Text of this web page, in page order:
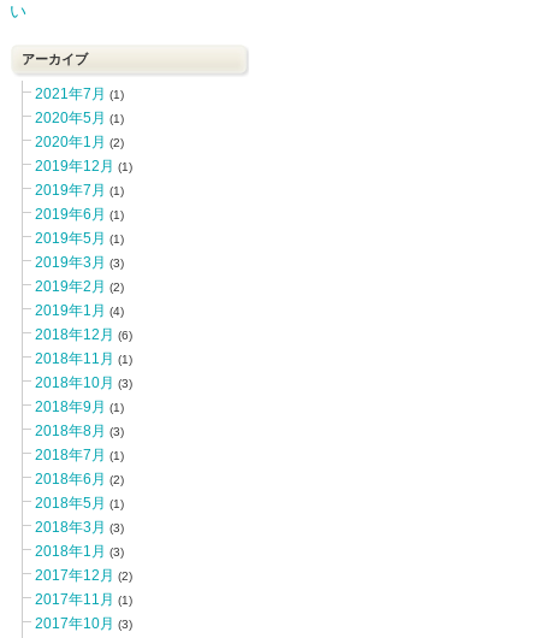
い
アーカイブ
2021年7月 (1)
2020年5月 (1)
2020年1月 (2)
2019年12月 (1)
2019年7月 (1)
2019年6月 (1)
2019年5月 (1)
2019年3月 (3)
2019年2月 (2)
2019年1月 (4)
2018年12月 (6)
2018年11月 (1)
2018年10月 (3)
2018年9月 (1)
2018年8月 (3)
2018年7月 (1)
2018年6月 (2)
2018年5月 (1)
2018年3月 (3)
2018年1月 (3)
2017年12月 (2)
2017年11月 (1)
2017年10月 (3)